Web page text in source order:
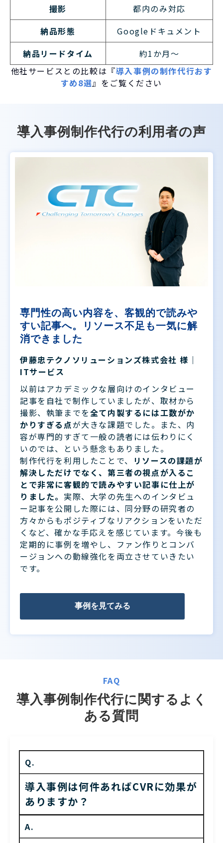
撮影
都内のみ対応
納品形態
Googleドキュメント
納品リードタイム
約1か月〜
他社サービスとの比較は『導入事例の制作代行おす
すめ8選』をご覧ください
導入事例制作代行の利用者の声
専門性の高い内容を、客観的で読みや
すい記事へ。リソース不足も一気に解
消できました
伊藤忠テクノソリューションズ株式会社 様｜
ITサービス
以前はアカデミックな層向けのインタビュー
記事を自社で制作していましたが、取材から
撮影、執筆までを全て内製するには工数がか
かりすぎる点が大きな課題でした。また、内
容が専門的すぎて一般の読者には伝わりにく
いのでは、という懸念もありました。
制作代行を利用したことで、
リソースの課題が
解決しただけでなく、第三者の視点が入るこ
とで非常に客観的で読みやすい記事に仕上が
りました。 実際、大学の先生へのインタビュ
ー記事を公開した際には、同分野の研究者の
方々からもポジティブなリアクションをいただ
くなど、確かな手応えを感じています。今後も
定期的に事例を増やし、ファン作りとコンバ
ージョンへの動線強化を両立させていきたい
です。
事例を見てみる
FAQ
導入事例制作代行に関するよく
ある質問
Q.
導入事例は何件あればCVRに効果が
ありますか？
A.